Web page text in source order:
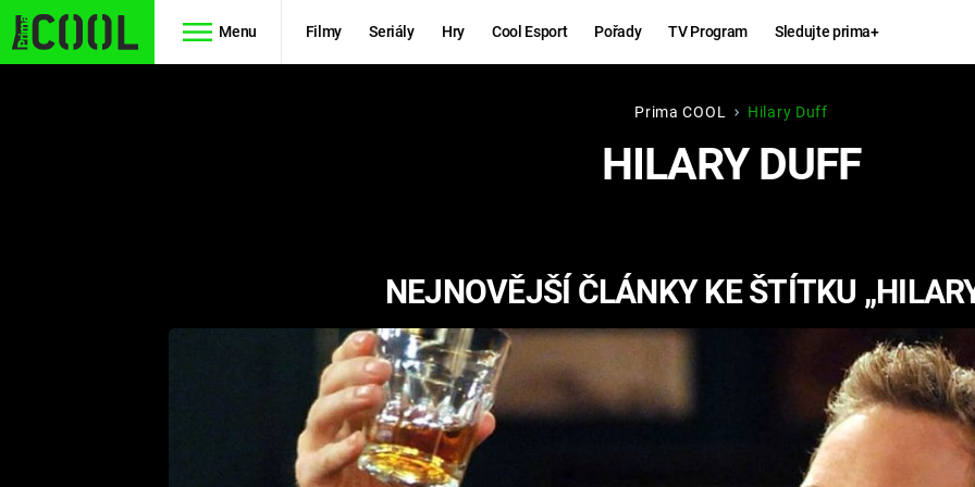
Menu Filmy Seriály Hry Cool Esport Pořady TV Program Sledujte prima+
RYCHLE A
ZBĚSILE 10
PREDÁTOR
Hry
KINGDOM
COME:
ESPORT
KOMEDIE
CHUCK
NORRIS
Prima COOL Hilary Duff
HILARY DUFF
NEJNOVĚJŠÍ ČLÁNKY KE ŠTÍTKU